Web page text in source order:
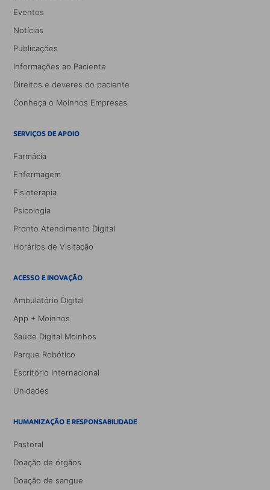
Eventos
Notícias
Publicações
Informações ao Paciente
Direitos e deveres do paciente
Conheça o Moinhos Empresas
SERVIÇOS DE APOIO
Farmácia
Enfermagem
Fisioterapia
Psicologia
Pronto Atendimento Digital
Horários de Visitação
ACESSO E INOVAÇÃO
Ambulatório Digital
App + Moinhos
Saúde Digital Moinhos
Parque Robótico
Escritório Internacional
Unidades
HUMANIZAÇÃO E RESPONSABILIDADE
Pastoral
Doação de órgãos
Doação de sangue